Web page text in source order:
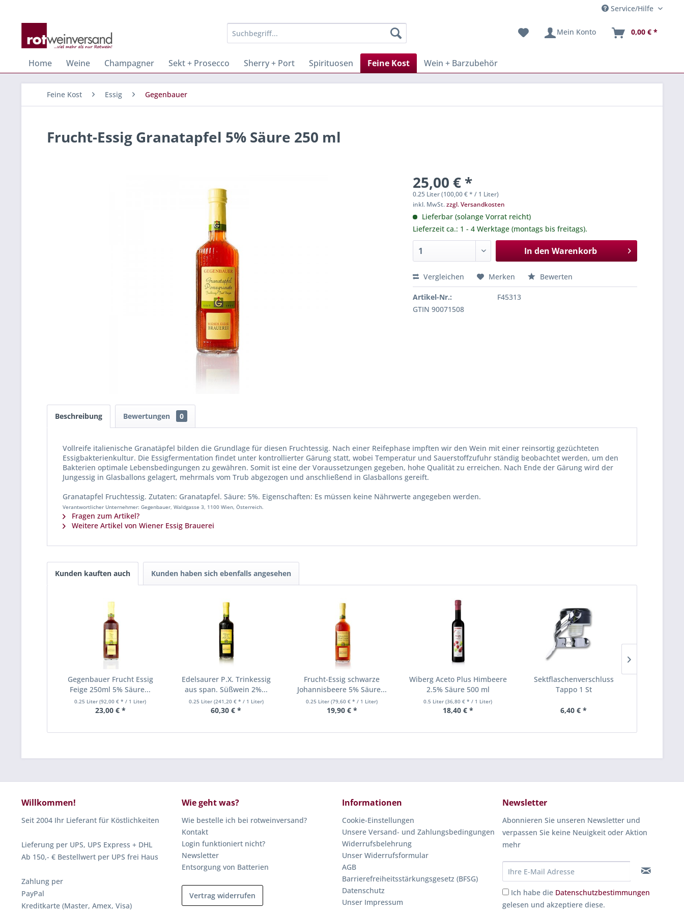
Service/Hilfe
Mein Konto 0,00 € *
Home Weine Champagner Sekt + Prosecco Sherry + Port Spirituosen Feine Kost Wein + Barzubehör
Feine Kost Essig Gegenbauer
Frucht-Essig Granatapfel 5% Säure 250 ml
25,00 € *
0.25 Liter (100,00 € * / 1 Liter)
inkl. MwSt.zzgl. Versandkosten
Lieferbar (solange Vorrat reicht)
Lieferzeit ca.: 1 - 4 Werktage (montags bis freitags).
In den Warenkorb
Vergleichen Merken Bewerten
Artikel-Nr.:
F45313
GTIN 90071508
Beschreibung Bewertungen 0
Vollreife italienische Granatäpfel bilden die Grundlage für diesen Fruchtessig. Nach einer Reifephase impften wir den Wein mit einer reinsortig gezüchteten
Essigbakterienkultur. Die Essigfermentation findet unter kontrollierter Gärung statt, wobei Temperatur und Sauerstoffzufuhr ständig beobachtet werden, um den
Bakterien optimale Lebensbedingungen zu gewähren. Somit ist eine der Voraussetzungen gegeben, hohe Qualität zu erreichen. Nach Ende der Gärung wird der
Jungessig in Glasballons gelagert, mehrmals vom Trub abgezogen und anschließend in Glasballons gereift.
Granatapfel Fruchtessig. Zutaten: Granatapfel. Säure: 5%. Eigenschaften: Es müssen keine Nährwerte angegeben werden.
Verantwortlicher Unternehmer: Gegenbauer, Waldgasse 3, 1100 Wien, Österreich.
Fragen zum Artikel?
Weitere Artikel von Wiener Essig Brauerei
Kunden kauften auch Kunden haben sich ebenfalls angesehen
Gegenbauer Frucht Essig
Feige 250ml 5% Säure...
0.25 Liter(92,00 € * / 1 Liter)
23,00 € *
Edelsaurer P.X. Trinkessig
aus span. Süßwein 2%...
0.25 Liter (241,20 € * / 1 Liter)
60,30 € *
Frucht-Essig schwarze
Johannisbeere 5% Säure...
0.25 Liter(79,60 € * / 1 Liter)
19,90 € *
Wiberg Aceto Plus Himbeere
2.5% Säure 500 ml
0.5 Liter(36,80 € * / 1 Liter)
18,40 € *
Sektflaschenverschluss
Tappo 1 St
6,40 € *
Willkommen!
Seit 2004 Ihr Lieferant für Köstlichkeiten
Lieferung per UPS, UPS Express + DHL
Ab 150,- € Bestellwert per UPS frei Haus
Zahlung per
PayPal
Kreditkarte (Master, Amex, Visa)
Wie geht was?
Wie bestelle ich bei rotweinversand?
Kontakt
Login funktioniert nicht?
Newsletter
Entsorgung von Batterien
Vertrag widerrufen
Informationen
Cookie-Einstellungen
Unsere Versand- und Zahlungsbedingungen
Widerrufsbelehrung
Unser Widerrufsformular
AGB
Barrierefreiheitsstärkungsgesetz (BFSG)
Datenschutz
Unser Impressum
Newsletter
Abonnieren Sie unseren Newsletter und
verpassen Sie keine Neuigkeit oder Aktion
mehr
Ich habe die Datenschutzbestimmungen
gelesen und akzeptiere diese.